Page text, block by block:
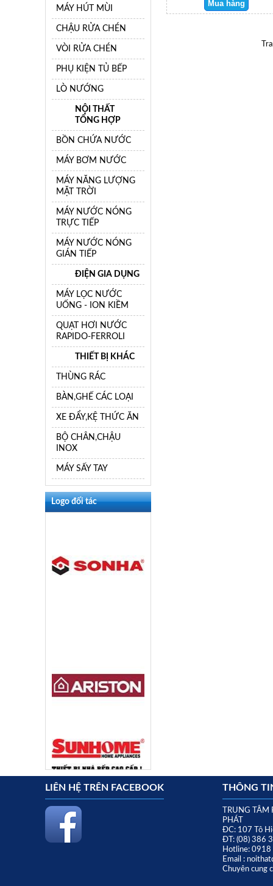
MÁY HÚT MÙI
CHẬU RỬA CHÉN
VÒI RỬA CHÉN
PHỤ KIỆN TỦ BẾP
LÒ NƯỚNG
NỘI THẤT
TỔNG HỢP
BỒN CHỨA NƯỚC
MÁY BƠM NƯỚC
MÁY NĂNG LƯỢNG
MẶT TRỜI
MÁY NƯỚC NÓNG
TRỰC TIẾP
MÁY NƯỚC NÓNG
GIÁN TIẾP
ĐIỆN GIA DỤNG
MÁY LỌC NƯỚC
UỐNG - ION KIỀM
QUẠT HƠI NƯỚC
RAPIDO-FERROLI
THIẾT BỊ KHÁC
THÙNG RÁC
BÀN,GHẾ CÁC LOẠI
XE ĐẨY,KỆ THỨC ĂN
BỘ CHÂN,CHẬU
INOX
MÁY SẤY TAY
Logo đối tác
LIÊN HỆ TRÊN FACEBOOK THÔNG
TRUNG
PHÁT
ĐC: 107 Tô
ĐT: (08) 386
Hotline:
Email :
Chuyên cung